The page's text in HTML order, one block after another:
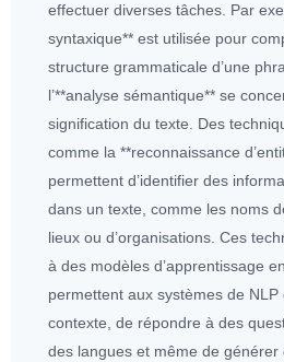
effectuer diverses tâches. Par
syntaxique** est utilisée pour
structure grammaticale d’une
l’**analyse sémantique** se
signification du texte. Des
comme la **reconnaissance
permettent d’identifier des
dans un texte, comme les noms
lieux ou d’organisations. Ces
à des modèles d’apprentissage
permettent aux systèmes de
contexte, de répondre à des
des langues et même de générer